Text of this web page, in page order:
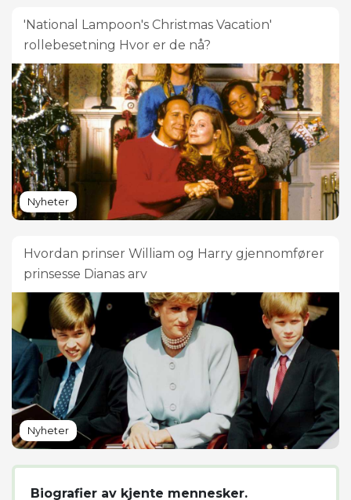
'National Lampoon's Christmas Vacation'
rollebesetning Hvor er de nå?
Nyheter
Hvordan prinser William og Harry gjennomfører
prinsesse Dianas arv
Nyheter
Biografier av kjente mennesker.